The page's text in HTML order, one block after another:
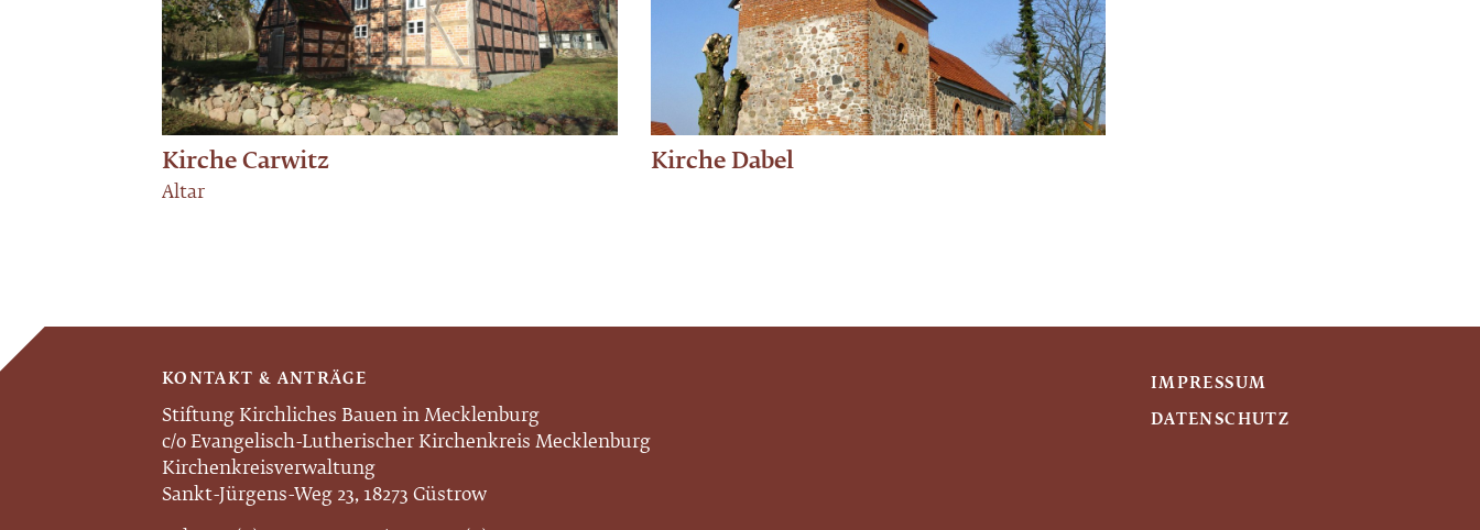
Kirche Carwitz
Altar
Kirche Dabel
IMPRESSUM
DATENSCHUTZ
KONTAKT & ANTRÄGE
Stiftung Kirchliches Bauen in Mecklenburg
c/o Evangelisch-Lutherischer Kirchenkreis Mecklenburg
Kirchenkreisverwaltung
Sankt-Jürgens-Weg 23, 18273 Güstrow